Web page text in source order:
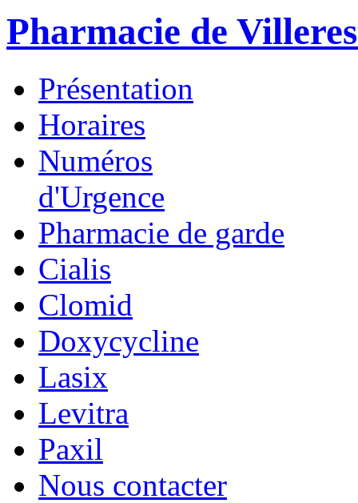
Pharmacie de
Présentation
Horaires
Numéros
d'Urgence
Pharmacie de garde
Cialis
Clomid
Doxycycline
Lasix
Levitra
Paxil
Nous contacter